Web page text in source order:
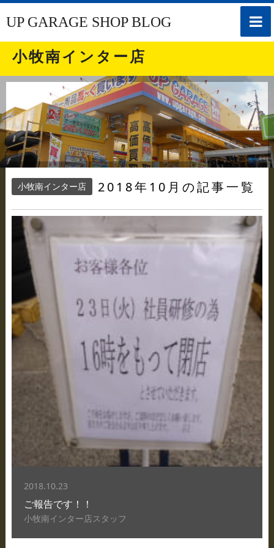
toggle
UP GARAGE SHOP BLOG
小牧南インター店
小牧南インター店 2018年10月の記事一覧
2018.10.23
ご報告です！！
小牧南インター店スタッフ